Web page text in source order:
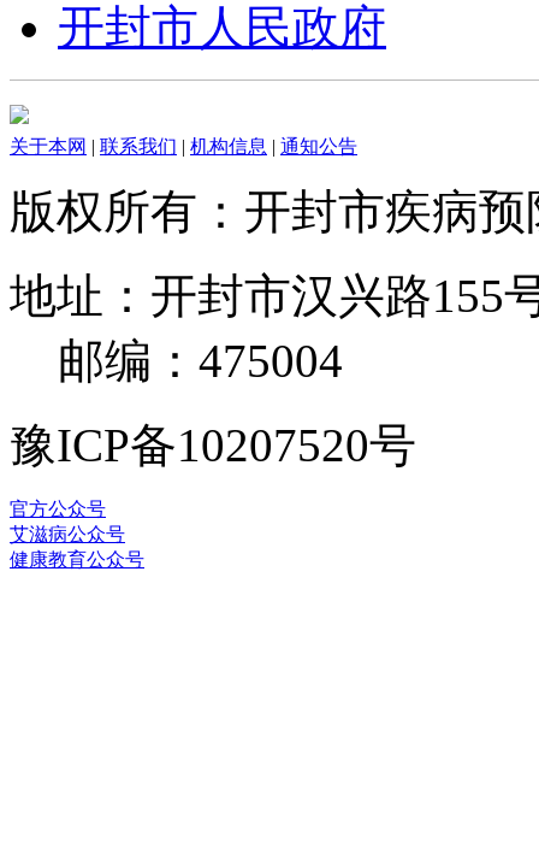
开封市人民政府
关于本网 | 联系我们 | 机构信息 | 通知公告
版权所有：开封市疾病
地址：开封市汉兴路
邮编：475004
豫ICP备10207520号
官方公众号
艾滋病公众号
健康教育公众号